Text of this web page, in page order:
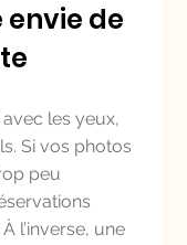
envie de
les yeux,
Si vos photos
peu
l’inverse, une